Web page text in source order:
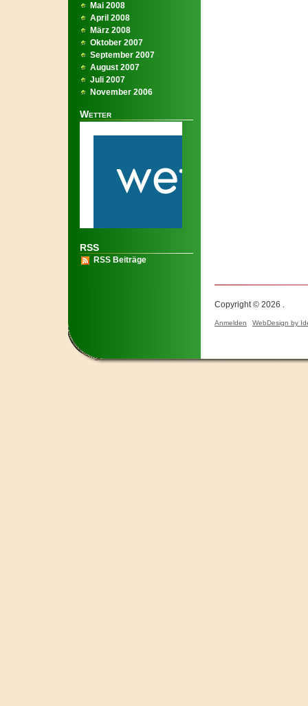
Mai 2008
April 2008
März 2008
Oktober 2007
September 2007
August 2007
Juli 2007
November 2006
Wetter
RSS
RSS Beiträge
Copyright © 2026 .
Anmelden WebDesign by